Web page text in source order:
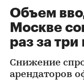
Объем
Москве
раз за три
Снижение
арендаторов